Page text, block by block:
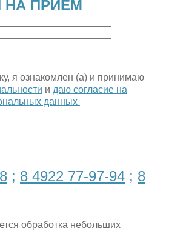
НА ПРИЕМ
я ознакомлен (а) и принимаю
и даю согласие на
данных
; 8 4922 77-97-94 ; 8
обработка небольших